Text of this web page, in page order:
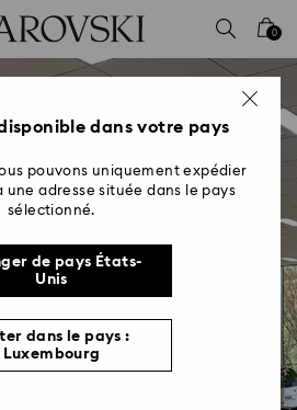
0
Japan
dans votre pays
pouvons uniquement expédier
adresse située dans le pays
sélectionné.
de pays États-
Unis
dans le pays :
Luxembourg